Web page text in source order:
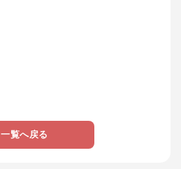
一覧へ戻る